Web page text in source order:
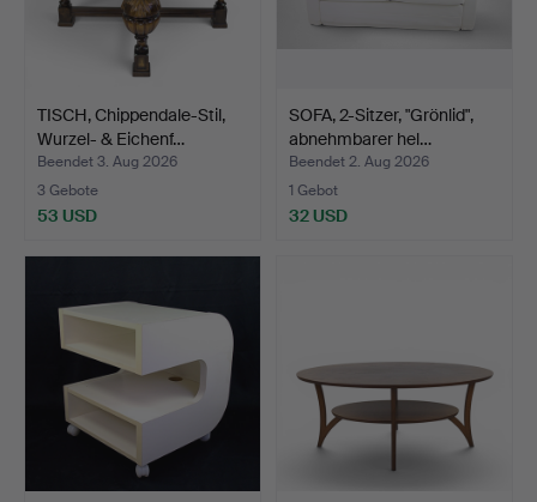
TISCH, Chippendale-Stil,
Wurzel- & Eichenf…
Beendet 3. Aug 2026
3 Gebote
53 USD
SOFA, 2-Sitzer, "Grönlid",
abnehmbarer hel…
Beendet 2. Aug 2026
1 Gebot
32 USD